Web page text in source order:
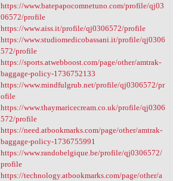
https://www.batepapocomnetuno.com/profile/qj03
06572/profile
https://www.aiss.it/profile/qj0306572/profile
https://www.studiomedicobassani.it/profile/qj0306
572/profile
https://sports.atwebboost.com/page/other/amtrak-
baggage-policy-1736752133
https://www.mindfulgrub.net/profile/qj0306572/pr
ofile
https://www.thaymaricecream.co.uk/profile/qj0306
572/profile
https://need.atbookmarks.com/page/other/amtrak-
baggage-policy-1736755991
https://www.randobelgique.be/profile/qj0306572/
profile
https://technology.atbookmarks.com/page/other/a